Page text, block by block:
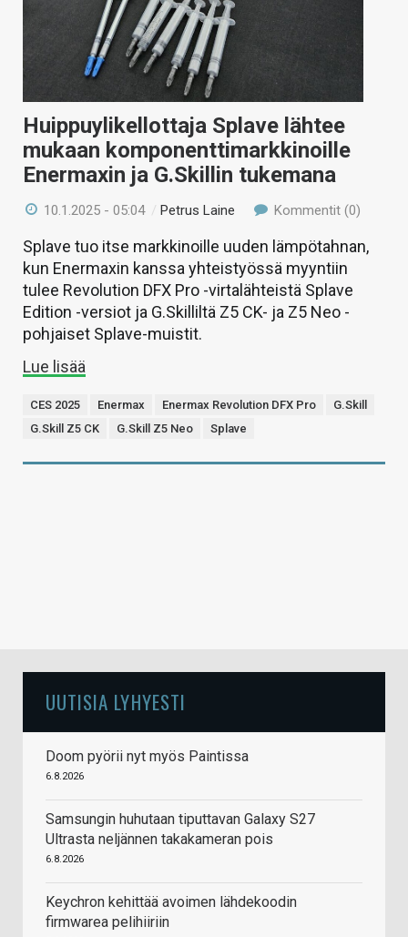
Huippuylikellottaja Splave lähtee
mukaan komponenttimarkkinoille
Enermaxin ja G.Skillin tukemana
10.1.2025 - 05:04 /Petrus Laine Kommentit (0)
Splave tuo itse markkinoille uuden lämpötahnan,
kun Enermaxin kanssa yhteistyössä myyntiin
tulee Revolution DFX Pro -virtalähteistä Splave
Edition -versiot ja G.Skilliltä Z5 CK- ja Z5 Neo -
pohjaiset Splave-muistit.
Lue lisää
CES 2025 Enermax Enermax Revolution DFX Pro
G.Skill
G.Skill Z5 CK
G.Skill Z5 Neo Splave
UUTISIA LYHYESTI
Doom pyörii nyt myös Paintissa
6.8.2026
Samsungin huhutaan tiputtavan Galaxy S27
Ultrasta neljännen takakameran pois
6.8.2026
Keychron kehittää avoimen lähdekoodin
firmwarea pelihiiriin